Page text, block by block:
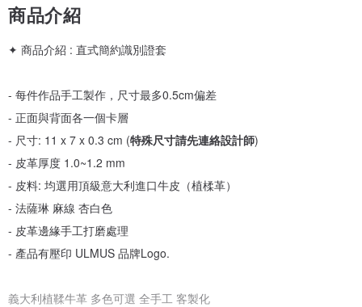
商品介紹
✦ 商品介紹 : 直式簡約識別證套
- 每件作品手工製作，尺寸最多0.5cm偏差
- 正面與背面各一個卡層
- 尺寸: 11 x 7 x 0.3 cm (特殊尺寸請先連絡設計師)
- 皮革厚度 1.0~1.2 mm
- 皮料: 均選用頂級意大利進口牛皮（植楺革）
- 法薩琳 麻線 杏白色
- 皮革邊緣手工打磨處理
- 產品有壓印 ULMUS 品牌Logo.
義大利植鞣牛革 多色可選 全手工 客製化